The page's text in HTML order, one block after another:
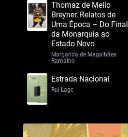
Thomaz de Mello
Breyner, Relatos de
Uma Época – Do Final
da Monarquia ao
Estado Novo
Margarida de Magalhães
Ramalho
Estrada Nacional
Rui Lage